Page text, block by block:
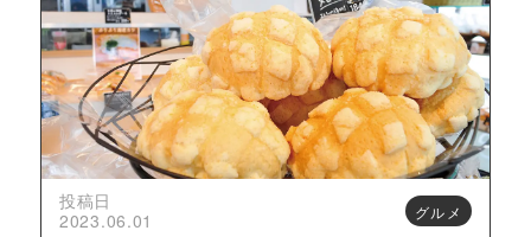
投稿日
2023.06.01
グルメ